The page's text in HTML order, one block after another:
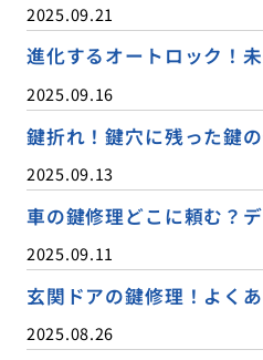
2025.09.21
進化するオートロック！
2025.09.16
鍵折れ！鍵穴に残った鍵
2025.09.13
車の鍵修理どこに頼む？
2025.09.11
玄関ドアの鍵修理！よく
2025.08.26